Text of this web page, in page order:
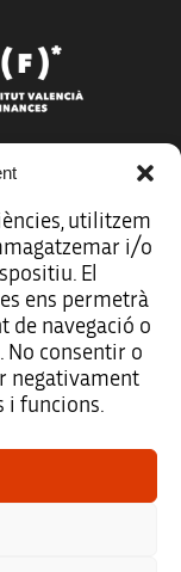
utilitzem
i/o
El
ens permetrà
de navegació o
No consentir o
negativament
i funcions.